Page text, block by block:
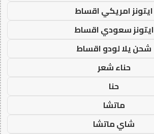
ايتونز امريكي اقساط
ايتونز سعودي اقساط
شحن يلا لودو اقساط
حناء شعر
حنا
ماتشا
شاي ماتشا